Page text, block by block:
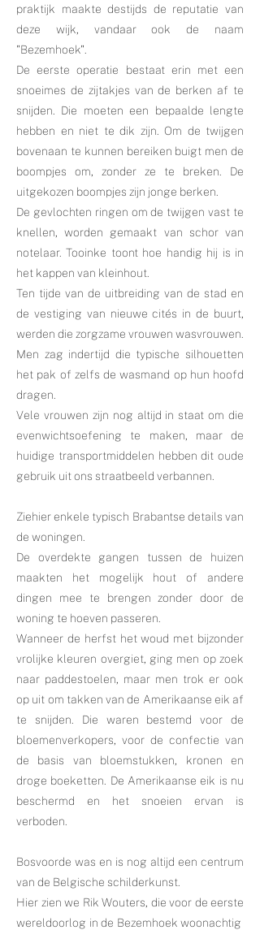
praktijk maakte destijds de reputatie van
deze wijk, vandaar ook de naam
"Bezemhoek".
De eerste operatie bestaat erin met een
snoeimes de zijtakjes van de berken af te
snijden. Die moeten een bepaalde lengte
hebben en niet te dik zijn. Om de twijgen
bovenaan te kunnen bereiken buigt men de
boompjes om, zonder ze te breken. De
uitgekozen boompjes zijn jonge berken.
De gevlochten ringen om de twijgen vast te
knellen, worden gemaakt van schor van
notelaar. Tooinke toont hoe handig hij is in
het kappen van kleinhout.
Ten tijde van de uitbreiding van de stad en
de vestiging van nieuwe cités in de buurt,
werden die zorgzame vrouwen wasvrouwen.
Men zag indertijd die typische silhouetten
het pak of zelfs de wasmand op hun hoofd
dragen.
Vele vrouwen zijn nog altijd in staat om die
evenwichtsoefening te maken, maar de
huidige transportmiddelen hebben dit oude
gebruik uit ons straatbeeld verbannen.
Ziehier enkele typisch Brabantse details van
de woningen.
De overdekte gangen tussen de huizen
maakten het mogelijk hout of andere
dingen mee te brengen zonder door de
woning te hoeven passeren.
Wanneer de herfst het woud met bijzonder
vrolijke kleuren overgiet, ging men op zoek
naar paddestoelen, maar men trok er ook
op uit om takken van de Amerikaanse eik af
te snijden. Die waren bestemd voor de
bloemenverkopers, voor de confectie van
de basis van bloemstukken, kronen en
droge boeketten. De Amerikaanse eik is nu
beschermd en het snoeien ervan is
verboden.
Bosvoorde was en is nog altijd een centrum
van de Belgische schilderkunst.
Hier zien we Rik Wouters, die voor de eerste
wereldoorlog in de Bezemhoek woonachtig